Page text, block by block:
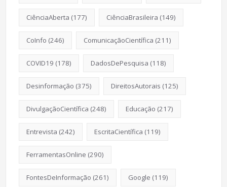
CiênciaAberta (177) CiênciaBrasileira (149)
CoInfo (246) ComunicaçãoCientífica (211)
COVID19 (178) DadosDePesquisa (118)
Desinformação (375) DireitosAutorais (125)
DivulgaçãoCientífica (248) Educação (217)
Entrevista (242) EscritaCientífica (119)
FerramentasOnline (290)
FontesDeInformação (261) Google (119)